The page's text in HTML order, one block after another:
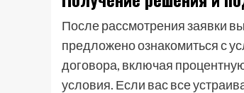
После рассмотрения заявки
предложено ознакомиться с
договора, включая
условия. Если вас все